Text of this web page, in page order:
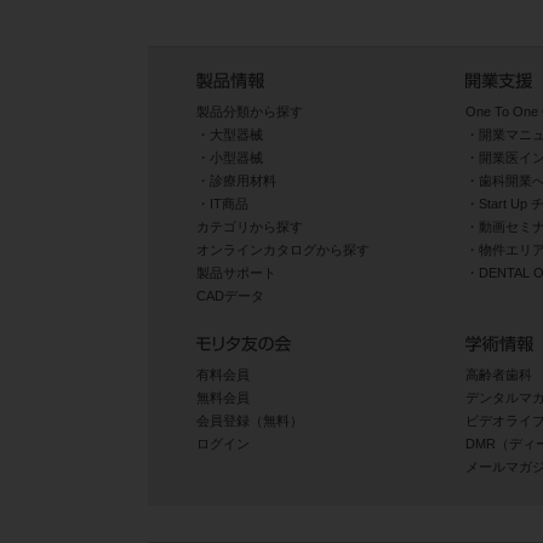
製品分類から探す
大型器械
小型器械
診療用材料
IT商品
カテゴリから探す
オンラインカタログから探す
製品サポート
CADデータ
One To One
開業マニ
開業医イ
歯科開業
Start Up
動画セミ
物件エリ
DENTAL
有料会員
無料会員
会員登録（無料）
ログイン
高齢者歯科
デンタルマ
ビデオライ
DMR（ディ
メールマガ